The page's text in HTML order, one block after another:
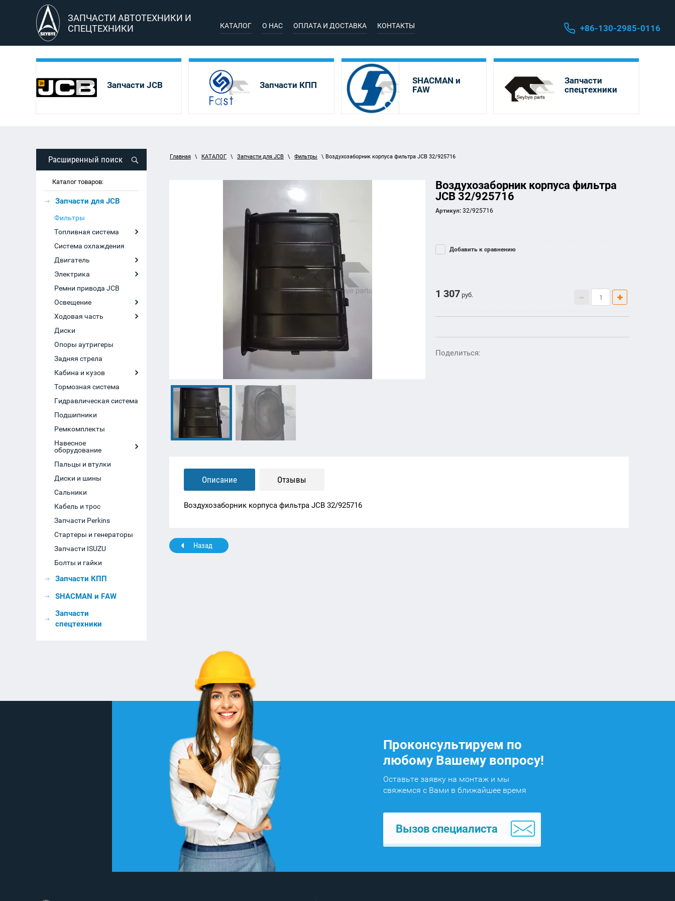
ЗАПЧАСТИ АВТОТЕХНИКИ И
СПЕЦТЕХНИКИ
КАТАЛОГ О НАС ОПЛАТА И ДОСТАВКА КОНТАКТЫ +86-130-2985-0116
Запчасти JCB Запчасти КПП
SHACMAN и
FAW
Запчасти
спецтехники
Расширенный поиск
Каталог товаров:
Запчасти для JCB
Фильтры
Топливная система
Система охлаждения
Двигатель
Электрика
Ремни привода JCB
Освещение
Ходовая часть
Диски
Опоры аутригеры
Задняя стрела
Кабина и кузов
Тормозная система
Гидравлическая система
Подшипники
Ремкомплекты
Навесное
оборудование
Пальцы и втулки
Диски и шины
Сальники
Кабель и трос
Запчасти Perkins
Стартеры и генераторы
Запчасти ISUZU
Болты и гайки
Запчасти КПП
SHACMAN и FAW
Запчасти
спецтехники
Главная \ КАТАЛОГ \ Запчасти для JCB \ Фильтры \ Воздухозаборник корпуса фильтра JCB 32/925716
Воздухозаборник корпуса фильтра
JCB 32/925716
Артикул: 32/925716
Добавить к сравнению
1 307 руб.
Поделиться:
Описание Отзывы
Воздухозаборник корпуса фильтра JCB 32/925716
Назад
Проконсультируем по
любому Вашему вопросу!
Оставьте заявку на монтаж и мы
свяжемся с Вами в ближайшее время
Вызов специалиста